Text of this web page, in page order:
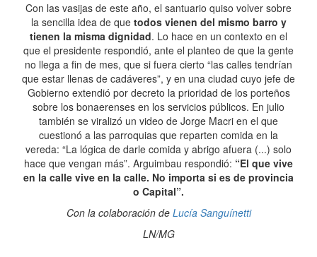
Con las vasijas de este año, el santuario quiso volver sobre
la sencilla idea de que todos vienen del mismo barro y
tienen la misma dignidad. Lo hace en un contexto en el
que el presidente respondió, ante el planteo de que la gente
no llega a fin de mes, que si fuera cierto “las calles tendrían
que estar llenas de cadáveres”, y en una ciudad cuyo jefe de
Gobierno extendió por decreto la prioridad de los porteños
sobre los bonaerenses en los servicios públicos. En julio
también se viralizó un video de Jorge Macri en el que
cuestionó a las parroquias que reparten comida en la
vereda: “La lógica de darle comida y abrigo afuera (...) solo
hace que vengan más”. Arguimbau respondió: “El que vive
en la calle vive en la calle. No importa si es de provincia
o Capital”.
Con la colaboración de Lucía Sanguínetti
LN/MG